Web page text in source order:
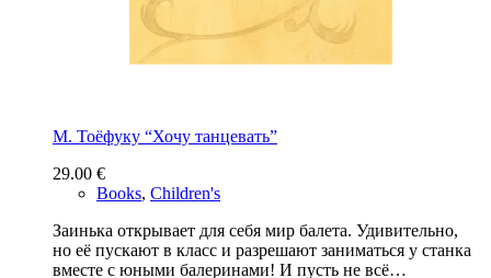
М. Тоёфуку “Хочу танцевать”
29.00 €
Books, Children's
Заинька открывает для себя мир балета. Удивительно,
но её пускают в класс и разрешают заниматься у станка
вместе с юными балеринами! И пусть не всё…